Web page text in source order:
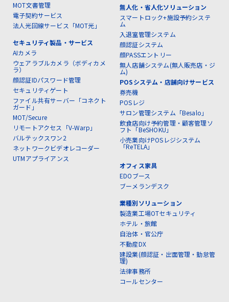
MOT文書管理
電子契約サービス
法人光回線サービス「MOT光」
セキュリティ製品・サービス
AIカメラ
ウェアラブルカメラ（ボディカメ
ラ）
顔認証IDパスワード管理
セキュリティゲート
ファイル共有サーバー「コネクト
ガード」
MOT/Secure
リモートアクセス「V-Warp」
バルテックスワン2
ネットワークビデオレコーダー
UTMアプライアンス
無人化・省人化ソリューション
スマートロック+施設予約システ
ム
入退室管理システム
顔認証システム
顔PASSエントリー
無人店舗システム(無人販売店・ジ
ム)
POSシステム・店舗向けサービス
券売機
POSレジ
サロン管理システム「Besalo」
飲食店向け予約管理・顧客管理ソ
フト「BeSHOKU」
小売業向けPOSレジシステム
「ReTELA」
オフィス家具
EDOブース
ブーメランデスク
業種別ソリューション
製造業工場OTセキュリティ
ホテル・旅館
自治体・官公庁
不動産DX
建設業(顔認証・出面管理・勤怠管
理)
法律事務所
コールセンター